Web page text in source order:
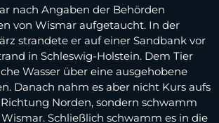
nach Angaben der Behörden
von Wismar aufgetaucht. In der
strandete er auf einer Sandbank vor
in Schleswig-Holstein. Dem Tier
Wasser über eine ausgehobene
Danach nahm es aber nicht Kurs aufs
Norden, sondern schwamm
Schließlich schwamm es in die